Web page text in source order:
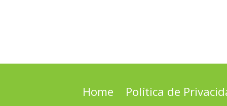
Home Política de